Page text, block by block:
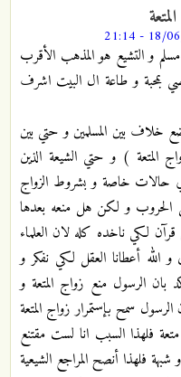
و التشيع هو المذهب الأقرب
بمحبة و طاعة ال البيت اشرف
خلاف بين المسلمين و حتي بين
المتعة ) و حتي الشيعة الذين
في حالات خاصة و بشروط الزواج
و لكن هل منعه بعدها
قرآن لكي ناخده كله لان العلماء
الله أعطانا العقل لكي نفكر و
الرسول منع زواج المتعة و
سمح بإستمرار زواج المتعة
فلهذا السبب انا لست مقتنع
فلهذا أنصح المراجع الشيعية